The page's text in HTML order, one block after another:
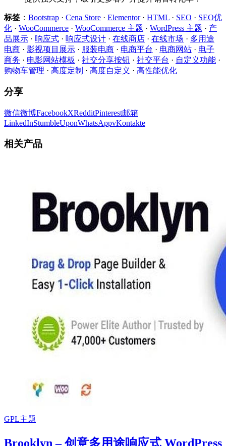
标签 ： Bootstrap · Cena Store · Elementor· HTML · SEO · SEO优
化 · WooCommerce · WooCommerce 主题 · WordPress 主题 · 产
品展示 · 响应式 · 响应式设计 · 在线商店 · 在线市场 · 多用途
电商 · 影视项目展示 · 服装电商 · 电商平台 · 电商网站 · 电子
商务 · 电影网站模板 · 社交分享按钮 · 社交平台 · 自定义功能 ·
购物车管理 · 高度定制 · 高度自定义 · 高性能优化
分享
微信微博FacebookXRedditPinterest邮箱
LinkedInStumbleUponWhatsAppvKontakte
相关产品
GPL主题
Brooklyn – 创意多用途响应式 WordPress